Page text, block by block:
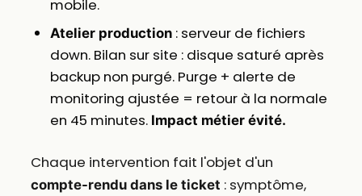
mobile.
Atelier production: serveur de fichiers
down. Bilan sur site : disque saturé après
backup non purgé. Purge + alerte de
monitoring ajustée = retour à la normale
en 45 minutes. Impact métier évité.
Chaque intervention fait l'objet d'un
compte-rendu dans le ticket : symptôme,